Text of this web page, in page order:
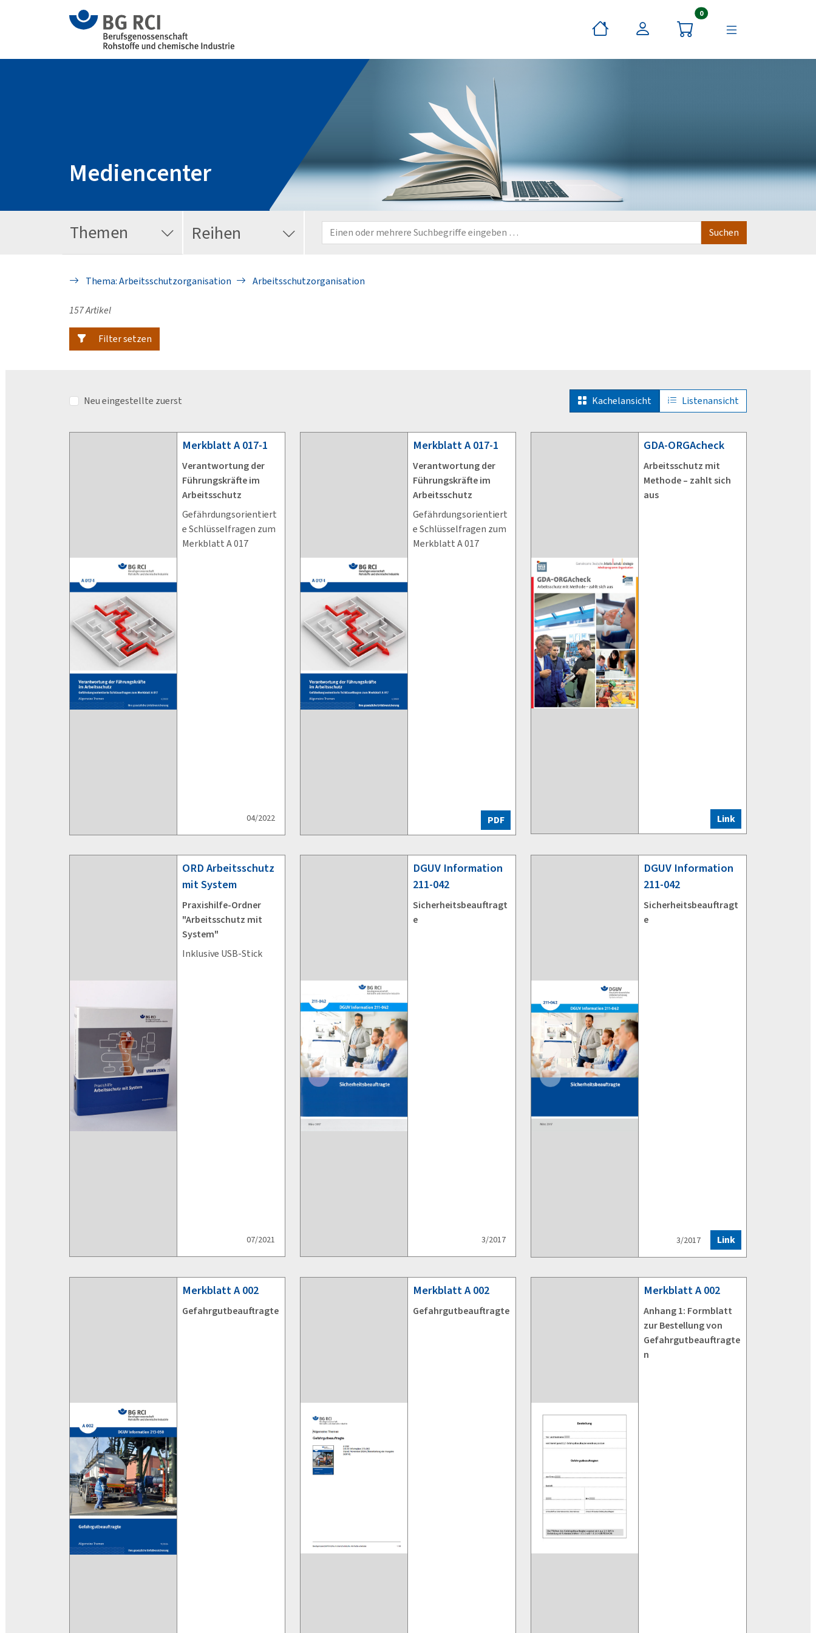
0Artikel im Warenkorb
Mediencenter
Themen Reihen
Thema: Arbeitsschutzorganisation Arbeitsschutzorganisation
157 Artikel
Filter setzen
Neu eingestellte zuerst Kachelansicht Listenansicht
MerkblattA 017-1
Verantwortung der
Führungskräfte im
Arbeitsschutz
Gefährdungsorientiert
e Schlüsselfragen zum
Merkblatt A 017
04/2022
MerkblattA 017-1
Verantwortung der
Führungskräfte im
Arbeitsschutz
Gefährdungsorientiert
e Schlüsselfragen zum
Merkblatt A 017
PDF
GDA-ORGAcheck
Arbeitsschutz mit
Methode – zahlt sich
aus
Link
ORD Arbeitsschutz
mit System
Praxishilfe-Ordner
"Arbeitsschutz mit
System"
Inklusive USB-Stick
07/2021
DGUV Information
211-042
Sicherheitsbeauftragt
e
3/2017
DGUV Information
211-042
Sicherheitsbeauftragt
e
3/2017 Link
MerkblattA 002
Gefahrgutbeauftragte
MerkblattA 002
Gefahrgutbeauftragte
MerkblattA 002
Anhang 1: Formblatt
zur Bestellung von
Gefahrgutbeauftragte
n